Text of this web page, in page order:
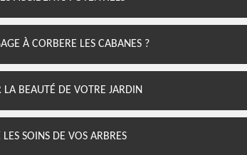
À CORBERE LES CABANES ?
LA BEAUTÉ DE VOTRE JARDIN
SOINS DE VOS ARBRES